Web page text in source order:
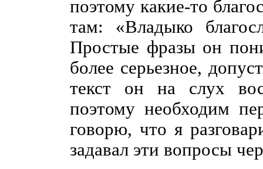
поэтому какие-то
там: «Владыко
Простые фразы он
более серьезное,
текст он на слух
поэтому необходим
говорю, что я
задавал эти вопросы